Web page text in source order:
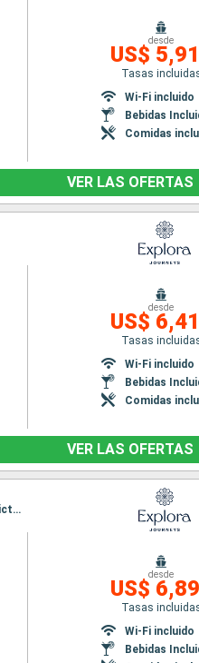
desde
US$
Tasas
Wi-Fi incluido
Bebidas
Comidas
VER LAS OFERTAS
desde
US$
Tasas
Wi-Fi incluido
Bebidas
Comidas
VER LAS OFERTAS
Itinerario : Vancouver, Wrangell, Juneau, Endicott, Skagway, Sitka, Ketchikán, Prince Rupert, Victoria - SC, Vancouver
desde
US$
Tasas
Wi-Fi incluido
Bebidas